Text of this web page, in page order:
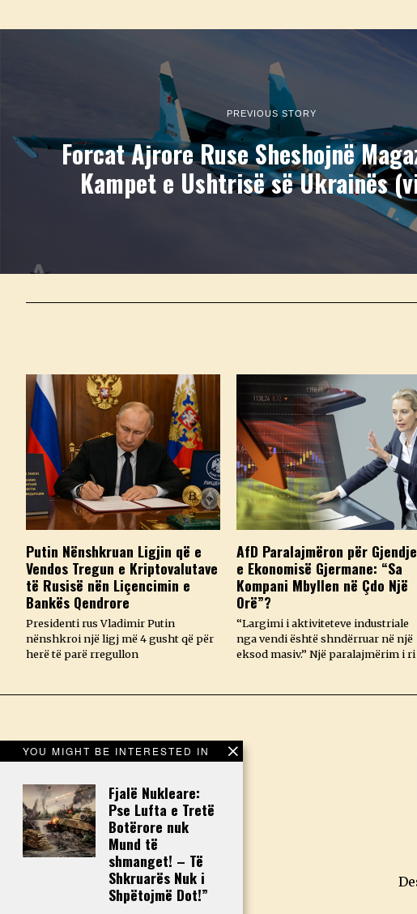
PREVIOUS STORY
Forcat Ajrore Ruse Sheshojnë
Kampet e Ushtrisë së Ukrainës
Putin Nënshkruan Ligjin që e
Vendos Tregun e Kriptovalutave
të Rusisë nën Liçencimin e
Bankës Qendrore
Presidenti rus Vladimir Putin
nënshkroi një ligj më 4 gusht që për
herë të parë rregullon
AfD Paralajmëron për
e Ekonomisë Gjermane: “Sa
Kompani Mbyllen në Çdo Një
Orë”?
“Largimi i aktiviteteve industriale
nga vendi është shndërruar në një
eksod masiv.” Një paralajmërim i ri
YOU MIGHT BE INTERESTED IN
Fjalë Nukleare:
Pse Lufta e Tretë
Botërore nuk
Mund të
shmanget! – Të
Shkruarës Nuk i
Shpëtojmë Dot!”